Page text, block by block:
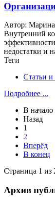
Автор:
Внутренний
недостатки и
Теги
Статьи
Подробнее ...
В начало
Назад
1
2
Вперёд
В конец
Страница 1 из
Архив